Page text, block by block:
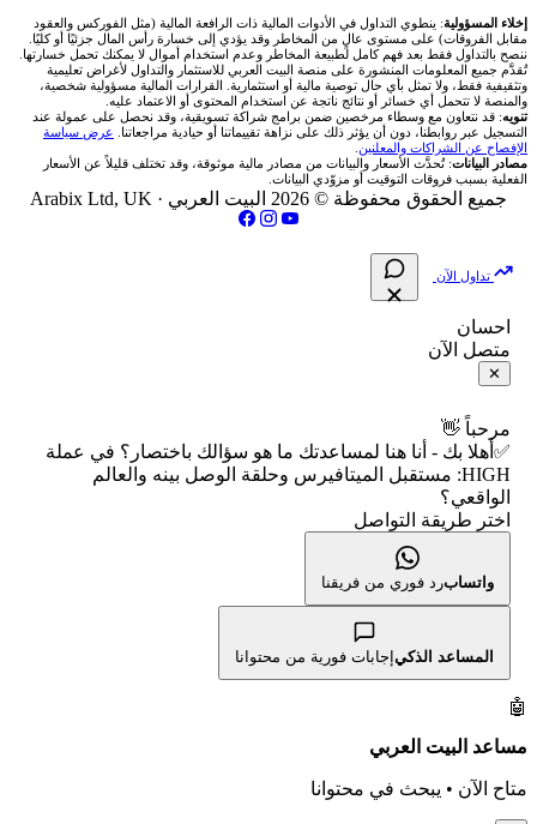
اكس تي بي XTB
انتراكتيف بروكرز IBKR
شركات تداول في الأردن
شركات تداول في العراق
شركات تداول في فلسطين
🇶🇦 بورصة قطر
🇯🇴 بورصة عمّان
🇧🇭 بورصة البحرين
فلتر الأسهم الشرعي
📋 جميع الأسهم
🕌 الأسهم الحلال
👨‍🏫 العلماء والهيئات الشرعية
📊 حاسبة قيمة النقطة
💰 حاسبة ربح الفوركس
📌 حاسبة النقاط المحورية
📏 حاسبة حجم المركز
📈 حاسبة عائد التداول
📊 حاسبة الربح التراكمي
🧮 حاسبة متوسط سعر السهم
📅 التقويم الاقتصادي
🕐 أوقات عمل السوق
🇺🇸 متى يفتح السوق الأمريكي؟
🛠️ كل الأدوات
✍️ اكتب تحليلك
🥇 سعر الذهب اليوم
🥇 أسعار الذهب والمعادن
💱 أسعار العملات والفوركس
💵 سعر الريال السعودي في مصر
📅 المؤشرات الاقتصادية
من نحن
تواصل معنا
فريق المؤلفين
مقالات تعليمية
سياسة تقييم الشركات
شركات التداول النصابة
الإبلاغ عن شركة نصابة
شروط الاستخدام
سياسة الخصوصية
إخلاء المسؤولية: ينطوي التداول في الأدوات المالية ذات الرافعة المالية (مثل الفوركس والعقود
مقابل الفروقات) على مستوى عالٍ من المخاطر وقد يؤدي إلى خسارة رأس المال جزئيًا أو كليًا.
ننصح بالتداول فقط بعد فهم كامل لطبيعة المخاطر وعدم استخدام أموال لا يمكنك تحمل خسارتها.
تُقدَّم جميع المعلومات المنشورة على منصة البيت العربي للاستثمار والتداول لأغراض تعليمية
وتثقيفية فقط، ولا تمثل بأي حال توصية مالية أو استثمارية. القرارات المالية مسؤولية شخصية،
والمنصة لا تتحمل أي خسائر أو نتائج ناتجة عن استخدام المحتوى أو الاعتماد عليه.
تنويه: قد نتعاون مع وسطاء مرخصين ضمن برامج شراكة تسويقية، وقد نحصل على عمولة عند
التسجيل عبر روابطنا، دون أن يؤثر ذلك على نزاهة تقييماتنا أو حيادية مراجعاتنا. عرض سياسة
الإفصاح عن الشراكات والمعلنين
مصادر البيانات: تُحدَّث الأسعار والبيانات من مصادر مالية موثوقة، وقد تختلف قليلاً عن الأسعار
الفعلية بسبب فروقات التوقيت أو مزوّدي البيانات.
جميع الحقوق محفوظة © 2026 البيت العربي · Arabix Ltd, UK
تداول الآن
احسان
متصل الآن
✕
مرحباً 👋
✅أهلا بك - أنا هنا لمساعدتك ما هو سؤالك باختصار؟ في عملة
HIGH: مستقبل الميتافيرس وحلقة الوصل بينه والعالم
الواقعي؟
اختر طريقة التواصل
واتسابرد فوري من فريقنا
المساعد الذكي إجابات فورية من محتوانا
🤖
مساعد البيت العربي
متاح الآن • يبحث في محتوانا